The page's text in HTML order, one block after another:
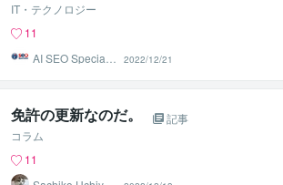
IT・テクノロジー
11
AI SEO Specialis
2022/12/21
免許の更新なのだ。
記事
コラム
11